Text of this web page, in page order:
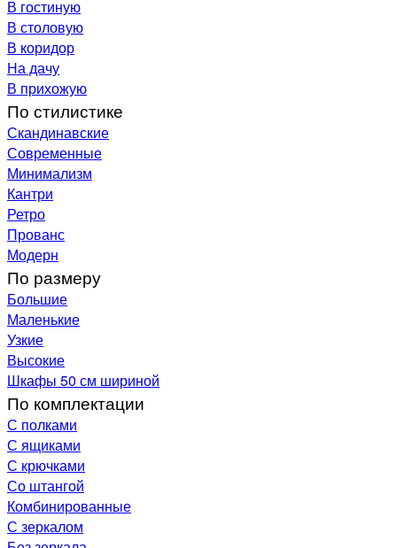
В гостиную
В столовую
В коридор
На дачу
В прихожую
По стилистике
Скандинавские
Современные
Минимализм
Кантри
Ретро
Прованс
Модерн
По размеру
Большие
Маленькие
Узкие
Высокие
Шкафы 50 см шириной
По комплектации
С полками
С ящиками
С крючками
Со штангой
Комбинированные
С зеркалом